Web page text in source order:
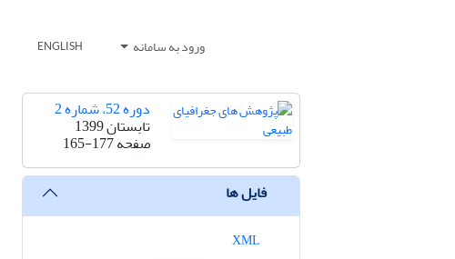
ورود به سامانه ENGLISH
دوره 52، شماره 2
تابستان 1399
صفحه165-177
فایل ها